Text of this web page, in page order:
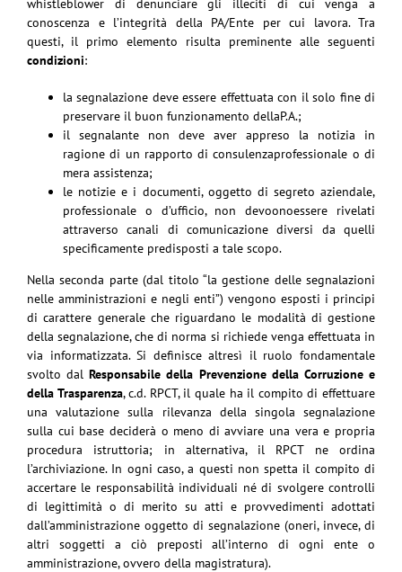
whistleblower di denunciare gli illeciti di cui venga a
conoscenza e l’integrità della PA/Ente per cui lavora. Tra
questi, il primo elemento risulta preminente alle seguenti
condizioni:
la segnalazione deve essere effettuata con il solo fine di
preservare il buon funzionamento dellaP.A.;
il segnalante non deve aver appreso la notizia in
ragione di un rapporto di consulenzaprofessionale o di
mera assistenza;
le notizie e i documenti, oggetto di segreto aziendale,
professionale o d’ufficio, non devoonoessere rivelati
attraverso canali di comunicazione diversi da quelli
specificamente predisposti a tale scopo.
Nella seconda parte (dal titolo “la gestione delle segnalazioni
nelle amministrazioni e negli enti”) vengono esposti i principi
di carattere generale che riguardano le modalità di gestione
della segnalazione, che di norma si richiede venga effettuata in
via informatizzata. Si definisce altresì il ruolo fondamentale
svolto dal Responsabile della Prevenzione della Corruzione e
della Trasparenza, c.d. RPCT, il quale ha il compito di effettuare
una valutazione sulla rilevanza della singola segnalazione
sulla cui base deciderà o meno di avviare una vera e propria
procedura istruttoria; in alternativa, il RPCT ne ordina
l’archiviazione. In ogni caso, a questi non spetta il compito di
accertare le responsabilità individuali né di svolgere controlli
di legittimità o di merito su atti e provvedimenti adottati
dall’amministrazione oggetto di segnalazione (oneri, invece, di
altri soggetti a ciò preposti all’interno di ogni ente o
amministrazione, ovvero della magistratura).